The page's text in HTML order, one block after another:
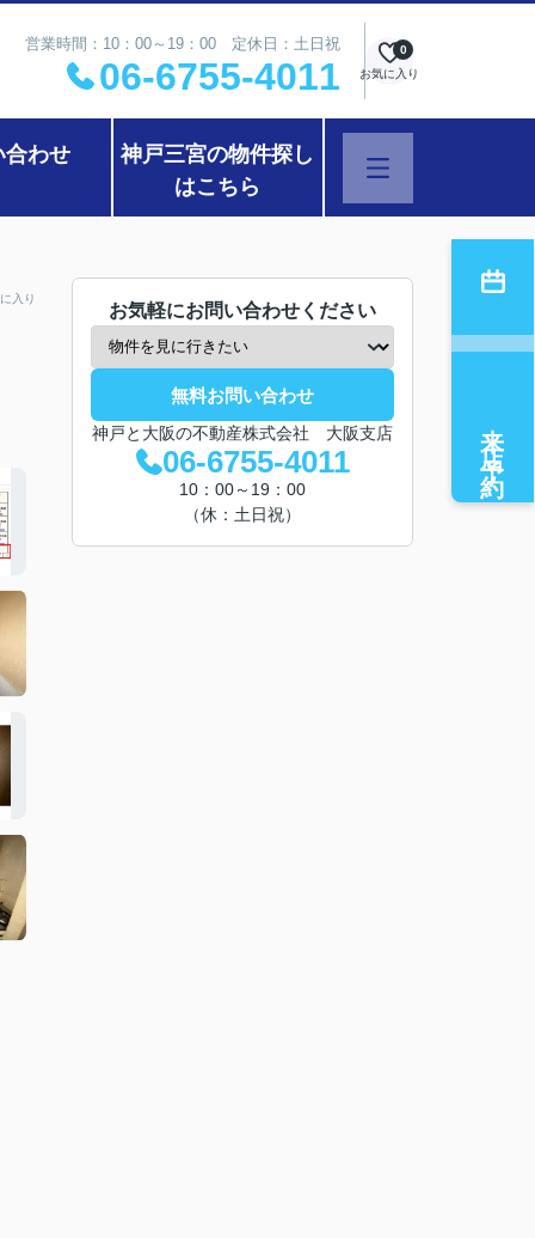
営業時間：10：00～19：00 定休日：土日祝
06-6755-4011 お気に入り
0
合わせ
神戸三宮の物件探し
はこちら
入り
お気軽にお問い合わせください
無料お問い合わせ
神戸と大阪の不動産株式会社 大阪支店
06-6755-4011
10：00～19：00
（休：土日祝）
来店予約